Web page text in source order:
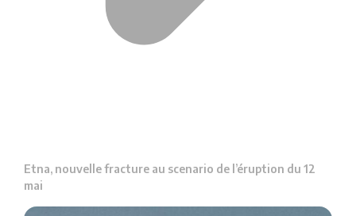
Etna, nouvelle fracture au scenario de l’éruption du 12
mai